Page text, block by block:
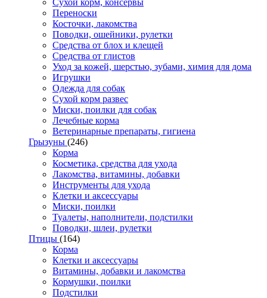
Переноски
Косточки, лакомства
Поводки, ошейники, рулетки
Средства от блох и клещей
Средства от глистов
Уход за кожей, шерстью, зубами, химия для дома
Игрушки
Одежда для собак
Сухой корм развес
Миски, поилки для собак
Лечебные корма
Ветеринарные препараты, гигиена
Грызуны (246)
Корма
Косметика, средства для ухода
Лакомства, витамины, добавки
Инструменты для ухода
Клетки и аксессуары
Миски, поилки
Туалеты, наполнители, подстилки
Поводки, шлеи, рулетки
Птицы (164)
Корма
Клетки и аксессуары
Витамины, добавки и лакомства
Кормушки, поилки
Подстилки